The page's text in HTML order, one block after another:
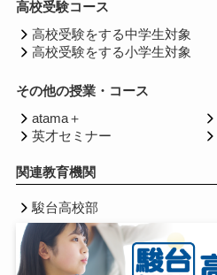
高校受験コース
高校受験をする中学生対象
高校受験をする小学生対象
その他の授業・コース
atama＋
英才セミナー
関連教育機関
駿台高校部